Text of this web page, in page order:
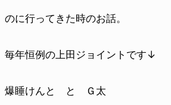
のに行ってきた時のお話。
毎年恒例の上田ジョイントです↓
爆睡けんと と Ｇ太